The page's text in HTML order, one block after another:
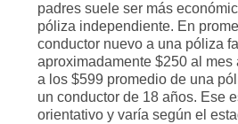
padres suele ser más
póliza independiente. En
conductor nuevo a una póliza
aproximadamente $250 al mes
a los $599 promedio de una
un conductor de 18 años. Ese
orientativo y varía según el